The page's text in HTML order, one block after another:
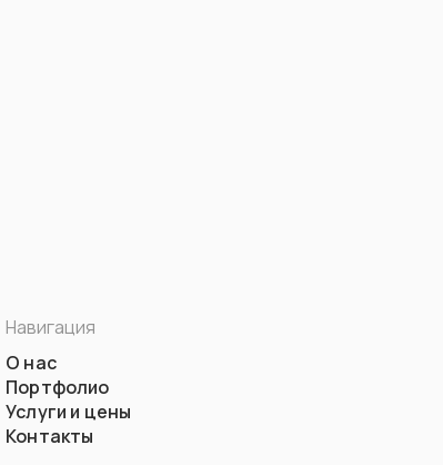
Навигация
О нас
Портфолио
Услуги и цены
Контакты